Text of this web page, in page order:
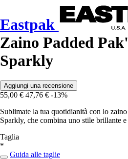
Eastpak
Zaino Padded
Sparkly
Aggiungi una recensione
55,00 € 47,76 € -13%
Sublimate la tua quotidianità con lo
Sparkly, che combina uno stile brillante
Taglia
*
Guida alle taglie